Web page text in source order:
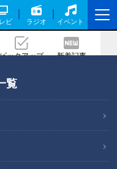
ビ ラジオ イベント
ピックアップ 新着記事
覧
周年の熱き記